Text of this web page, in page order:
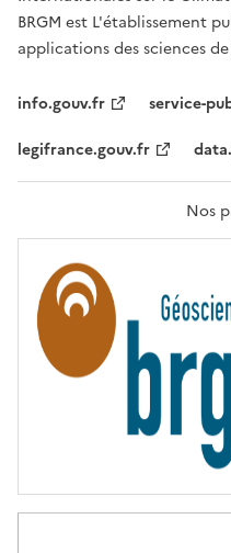
BRGM est L'établissement
applications des sciences
info.gouv.fr
service-
legifrance.gouv.fr
Nos